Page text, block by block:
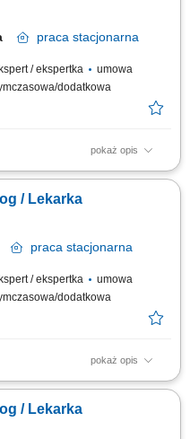
praca stacjonarna
/ ekspertka
umowa
dodatkowa
pokaż opis
w tym prowadzenie
w placówce.
/ Lekarka
praca stacjonarna
/ ekspertka
umowa
dodatkowa
pokaż opis
w tym prowadzenie
w placówce.
/ Lekarka